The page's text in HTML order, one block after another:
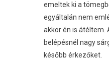
emeltek ki a
egyáltalán nem
akkor én is átéltem.
belépésnél nagy
később érkezőket.